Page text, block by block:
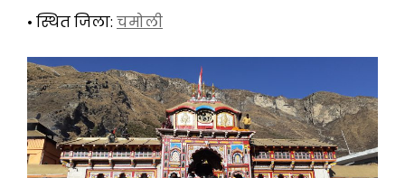
• स्थित जिला: चमोली